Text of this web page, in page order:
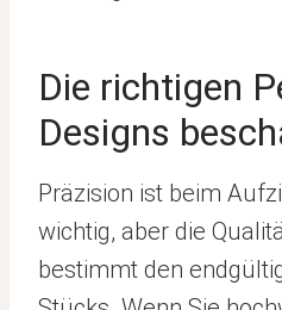
Die richtigen
Designs
Präzision ist beim
wichtig, aber die
bestimmt den